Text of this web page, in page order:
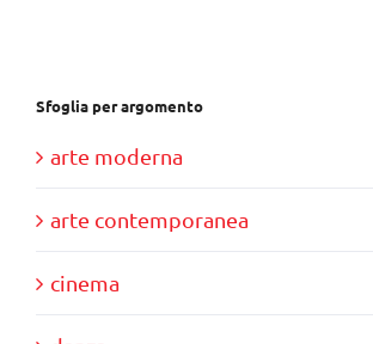
Sfoglia per argomento
arte moderna
arte contemporanea
cinema